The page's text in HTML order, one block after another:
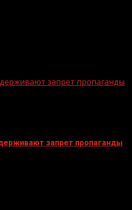
запрет пропаганды
запрет пропаганды